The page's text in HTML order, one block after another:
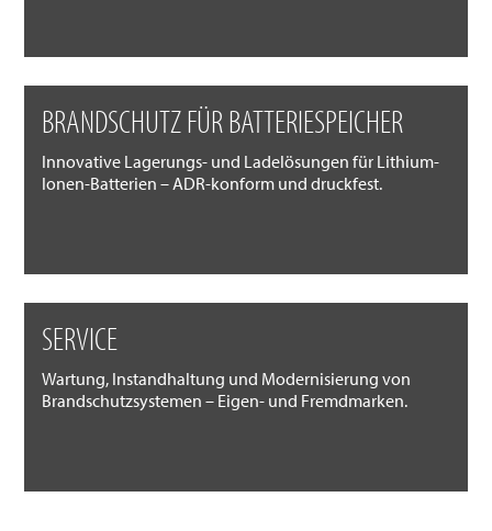
BRANDSCHUTZ FÜR BATTERIESPEICHER
Innovative Lagerungs- und Ladelösungen für Lithium-
Ionen-Batterien – ADR-konform und druckfest.
SERVICE
Wartung, Instandhaltung und Modernisierung von
Brandschutzsystemen – Eigen- und Fremdmarken.